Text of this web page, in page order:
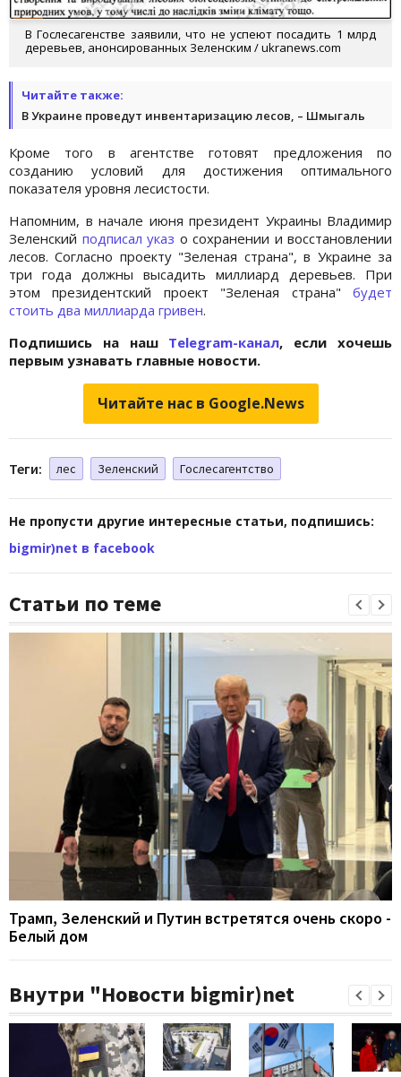
В Гослесагенстве заявили, что не успеют посадить 1 млрд
деревьев, анонсированных Зеленским / ukranews.com
Читайте также:
В Украине проведут инвентаризацию лесов, – Шмыгаль
Кроме того в агентстве готовят предложения по
созданию условий для достижения оптимального
показателя уровня лесистости.
Напомним, в начале июня президент Украины Владимир
Зеленский подписал указ о сохранении и восстановлении
лесов. Согласно проекту "Зеленая страна", в Украине за
три года должны высадить миллиард деревьев. При
этом президентский проект "Зеленая страна" будет
стоить два миллиарда гривен.
Подпишись на наш Telegram-канал, если хочешь
первым узнавать главные новости.
Читайте нас в Google.News
Теги: лес Зеленский Гослесагентство
Не пропусти другие интересные статьи, подпишись:
bigmir)net в facebook
Статьи по теме
Трамп, Зеленский и Путин встретятся очень скоро -
Белый дом
Внутри "Новости bigmir)net